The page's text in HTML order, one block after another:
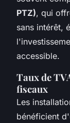
PTZ), qui
sans intérêt,
accessible.
Taux de
fiscaux
Les
bénéficient